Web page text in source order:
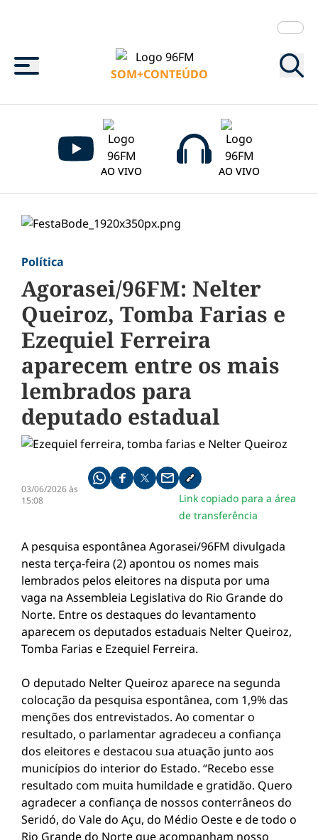
Menu
SOM+CONTEÚDO
AO VIVO AO VIVO
Política
Agorasei/96FM: Nelter
Queiroz, Tomba Farias e
Ezequiel Ferreira
aparecem entre os mais
lembrados para
deputado estadual
03/06/2026 às
15:08
Compartilhe pelo whatsapp
Compartilhar no facebook
Compartilhar no twitter
Compartilhe pelo email
Copiar link da notícia
Link copiado para a área
de transferência
A pesquisa espontânea Agorasei/96FM divulgada
nesta terça-feira (2) apontou os nomes mais
lembrados pelos eleitores na disputa por uma
vaga na Assembleia Legislativa do Rio Grande do
Norte. Entre os destaques do levantamento
aparecem os deputados estaduais Nelter Queiroz,
Tomba Farias e Ezequiel Ferreira.
O deputado Nelter Queiroz aparece na segunda
colocação da pesquisa espontânea, com 1,9% das
menções dos entrevistados. Ao comentar o
resultado, o parlamentar agradeceu a confiança
dos eleitores e destacou sua atuação junto aos
municípios do interior do Estado. “Recebo esse
resultado com muita humildade e gratidão. Quero
agradecer a confiança de nossos conterrâneos do
Seridó, do Vale do Açu, do Médio Oeste e de todo o
Rio Grande do Norte que acompanham nosso